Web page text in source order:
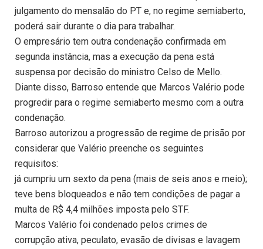
julgamento do mensalão do PT e, no regime semiaberto,
poderá sair durante o dia para trabalhar.
O empresário tem outra condenação confirmada em
segunda instância, mas a execução da pena está
suspensa por decisão do ministro Celso de Mello.
Diante disso, Barroso entende que Marcos Valério pode
progredir para o regime semiaberto mesmo com a outra
condenação.
Barroso autorizou a progressão de regime de prisão por
considerar que Valério preenche os seguintes
requisitos:
já cumpriu um sexto da pena (mais de seis anos e meio);
teve bens bloqueados e não tem condições de pagar a
multa de R$ 4,4 milhões imposta pelo STF.
Marcos Valério foi condenado pelos crimes de
corrupção ativa, peculato, evasão de divisas e lavagem